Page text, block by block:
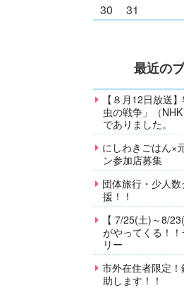
30
31
最近の
【８月12日放送
虫の戦争」（
でありました。
にしわきごはん×
ン参加店募集
団体旅行・少人
援！！
【 7/25(土)～8/
がやってくる！
リー
市外在住者限定
助します！！